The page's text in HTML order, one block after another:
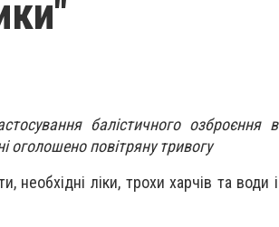
балістичного озброєння в
повітряну тривогу
необхідні ліки, трохи харчів та води і